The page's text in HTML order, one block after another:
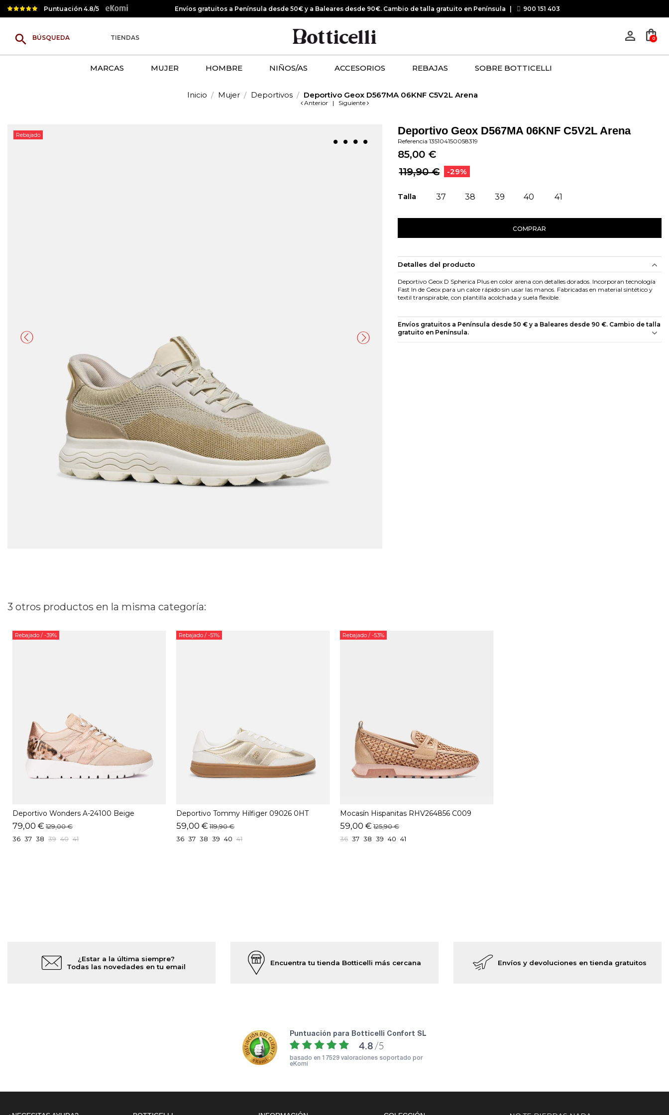
Puntuación 4.8/5 Envíos gratuitos a Península desde 50€ y a Baleares desde 90€. Cambio de talla gratuito en Península 900 151 403
search TIENDAS person_outline shopping_bag
0
MARCAS MUJER HOMBRE NIÑOS/AS ACCESORIOS REBAJAS SOBRE BOTTICELLI
Inicio Mujer Deportivos Deportivo Geox D567MA 06KNF C5V2L Arena
Anterior | Siguiente
Rebajado Deportivo Geox D567MA 06KNF C5V2L Arena
Referencia 135104150058319
85,00 €
119,90 €
-29%
Talla 37 38 39 40 41
COMPRAR
Detalles del producto
Deportivo Geox D Spherica Plus en color arena con detalles dorados. Incorporan tecnología
Fast In de Geox para un calce rápido sin usar las manos. Fabricadas en material sintético y
textil transpirable, con plantilla acolchada y suela flexible.
Envíos gratuitos a Península desde 50 € y a Baleares desde 90 €. Cambio de talla
gratuito en Península.
3 otros productos en la misma categoría:
Rebajado / -39%
Deportivo Wonders A-24100 Beige
79,00 € 129,00 €
36 37 38 39 40 41
Rebajado / -51%
Deportivo Tommy Hilfiger 09026 0HT
Dorado
59,00 € 119,90 €
36 37 38 39 40 41
Rebajado / -53%
Mocasín Hispanitas RHV264856 C009
Desert
59,00 € 125,90 €
36 37 38 39 40 41
¿Estar a la última siempre?
Todas las novedades en tu email
Encuentra tu tienda Botticelli más cercana Envíos y devoluciones en tienda gratuitos
puntuación para Botticelli Confort SL
4.8 /5
basado en 17529 valoraciones soportado por
eKomi